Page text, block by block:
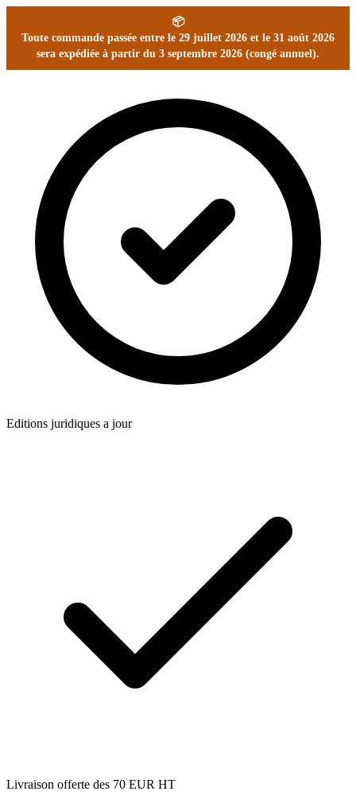
📦
Toute commande passée entre le 29 juillet 2026 et le 31 août 2026
sera expédiée à partir du 3 septembre 2026 (congé annuel).
Editions juridiques a jour
Livraison offerte des 70 EUR HT